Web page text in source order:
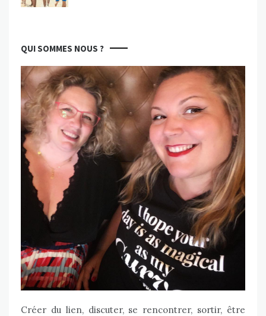
QUI SOMMES NOUS ?
Créer du lien, discuter, se rencontrer, sortir, être